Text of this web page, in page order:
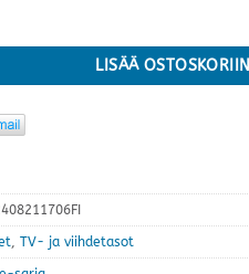
värejä määrä
LISÄÄ OSTOSKORIIN
TV- ja viihdetasot